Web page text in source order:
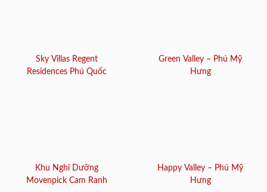
Sky Villas Regent
Residences Phú Quốc
Green Valley – Phú Mỹ
Hưng
Khu Nghỉ Dưỡng
Movenpick Cam Ranh
Happy Valley – Phú Mỹ
Hưng